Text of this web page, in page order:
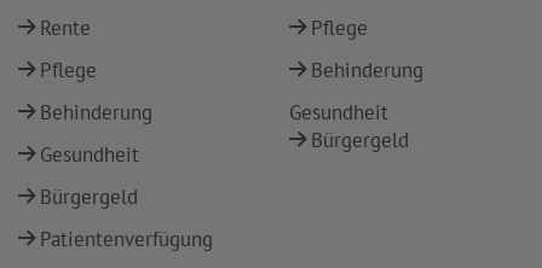
Rente
Pflege
Behinderung
Gesundheit
Bürgergeld
Patientenverfügung
Pflege
Behinderung
Gesundheit
Bürgergeld